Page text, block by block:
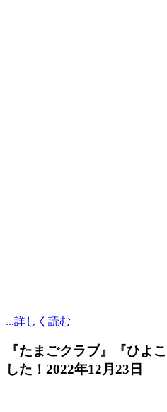
...詳しく読む
『たまごクラブ』『ひよ
した！ 2022年12月23日